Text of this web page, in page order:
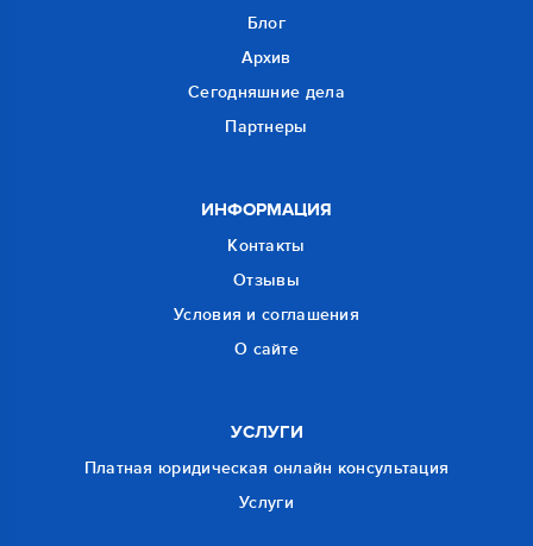
Блог
Архив
Сегодняшние дела
Партнеры
ИНФОРМАЦИЯ
Контакты
Отзывы
Условия и соглашения
О сайте
УСЛУГИ
Платная юридическая онлайн консультация
Услуги